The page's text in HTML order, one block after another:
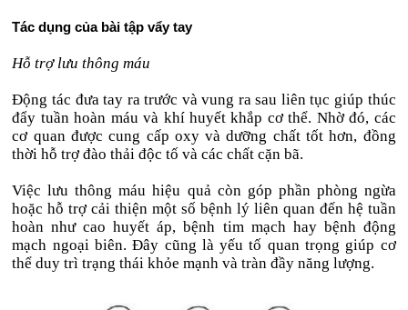
Tác dụng của bài tập vẩy tay
Hỗ trợ lưu thông máu
Động tác đưa tay ra trước và vung ra sau liên tục giúp thúc
đẩy tuần hoàn máu và khí huyết khắp cơ thể. Nhờ đó, các
cơ quan được cung cấp oxy và dưỡng chất tốt hơn, đồng
thời hỗ trợ đào thải độc tố và các chất cặn bã.
Việc lưu thông máu hiệu quả còn góp phần phòng ngừa
hoặc hỗ trợ cải thiện một số bệnh lý liên quan đến hệ tuần
hoàn như cao huyết áp, bệnh tim mạch hay bệnh động
mạch ngoại biên. Đây cũng là yếu tố quan trọng giúp cơ
thể duy trì trạng thái khỏe mạnh và tràn đầy năng lượng.